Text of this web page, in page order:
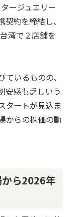
ージュエリー
約を締結し、
湾で２店舗を
いるものの、
安感も乏しいう
タートが見込ま
からの株価の動
ら2026年